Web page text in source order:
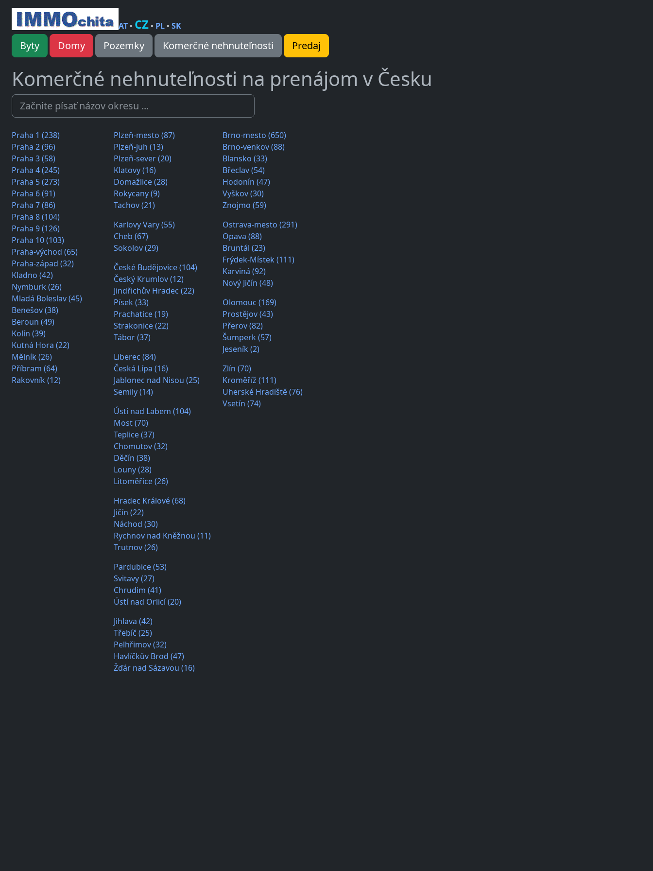
AT• CZ• PL•SK
Byty Domy Pozemky Komerčné nehnuteľnosti Predaj
Komerčné nehnuteľnosti na prenájom v Česku
Praha 1 (238)
Praha 2 (96)
Praha 3 (58)
Praha 4 (245)
Praha 5 (273)
Praha 6 (91)
Praha 7 (86)
Praha 8 (104)
Praha 9 (126)
Praha 10 (103)
Praha-východ (65)
Praha-západ (32)
Kladno (42)
Nymburk (26)
Mladá Boleslav (45)
Benešov (38)
Beroun (49)
Kolín (39)
Kutná Hora (22)
Mělník (26)
Příbram (64)
Rakovník (12)
Plzeň-mesto (87)
Plzeň-juh (13)
Plzeň-sever (20)
Klatovy (16)
Domažlice (28)
Rokycany (9)
Tachov (21)
Karlovy Vary (55)
Cheb (67)
Sokolov (29)
České Budějovice (104)
Český Krumlov (12)
Jindřichův Hradec (22)
Písek (33)
Prachatice (19)
Strakonice (22)
Tábor (37)
Liberec (84)
Česká Lípa (16)
Jablonec nad Nisou (25)
Semily (14)
Ústí nad Labem (104)
Most (70)
Teplice (37)
Chomutov (32)
Děčín (38)
Louny (28)
Litoměřice (26)
Hradec Králové (68)
Jičín (22)
Náchod (30)
Rychnov nad Kněžnou (11)
Trutnov (26)
Pardubice (53)
Svitavy (27)
Chrudim (41)
Ústí nad Orlicí (20)
Jihlava (42)
Třebíč (25)
Pelhřimov (32)
Havlíčkův Brod (47)
Žďár nad Sázavou (16)
Brno-mesto (650)
Brno-venkov (88)
Blansko (33)
Břeclav (54)
Hodonín (47)
Vyškov (30)
Znojmo (59)
Ostrava-mesto (291)
Opava (88)
Bruntál (23)
Frýdek-Místek (111)
Karviná (92)
Nový Jičín (48)
Olomouc (169)
Prostějov (43)
Přerov (82)
Šumperk (57)
Jeseník (2)
Zlín (70)
Kroměříž (111)
Uherské Hradiště (76)
Vsetín (74)